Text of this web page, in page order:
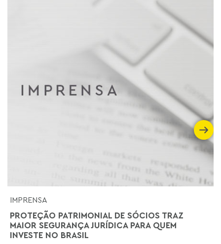
IMPRENSA
PROTEÇÃO PATRIMONIAL DE SÓCIOS TRAZ
MAIOR SEGURANÇA JURÍDICA PARA QUEM
INVESTE NO BRASIL